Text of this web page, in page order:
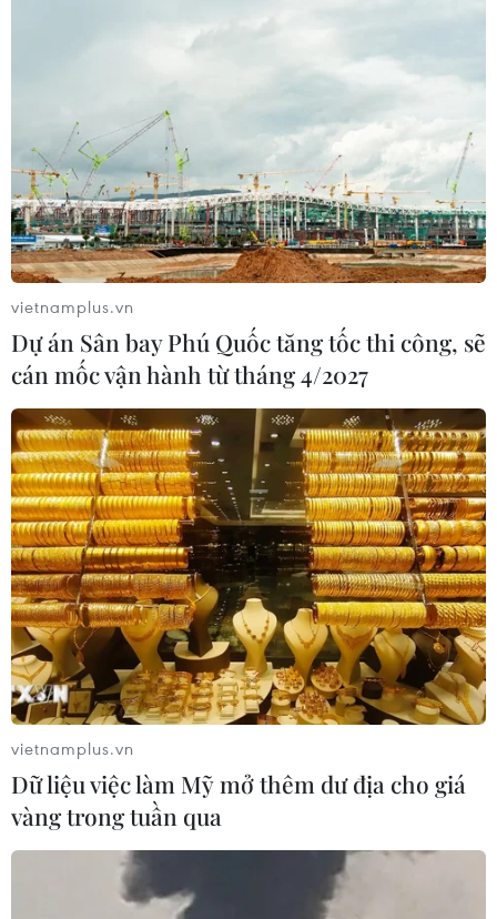
vietnamplus.vn
Dự án Sân bay Phú Quốc tăng tốc thi công, sẽ
cán mốc vận hành từ tháng 4/2027
vietnamplus.vn
Dữ liệu việc làm Mỹ mở thêm dư địa cho giá
vàng trong tuần qua